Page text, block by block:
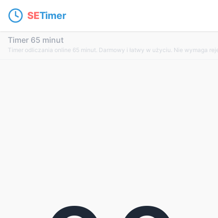
SETimer
Timer 65 minut
Timer odliczania online 65 minut. Darmowy i łatwy w użyciu. Nie wymaga